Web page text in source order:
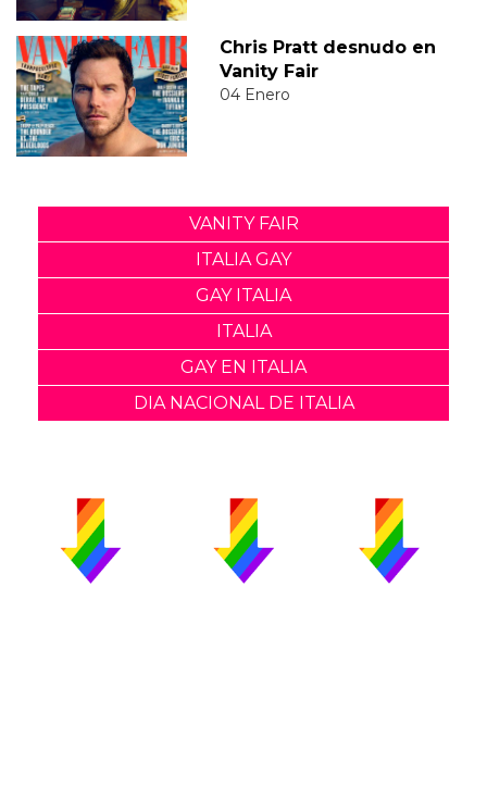
Chris Pratt desnudo en
Vanity Fair
04 Enero
VANITY FAIR
ITALIA GAY
GAY ITALIA
ITALIA
GAY EN ITALIA
DIA NACIONAL DE ITALIA